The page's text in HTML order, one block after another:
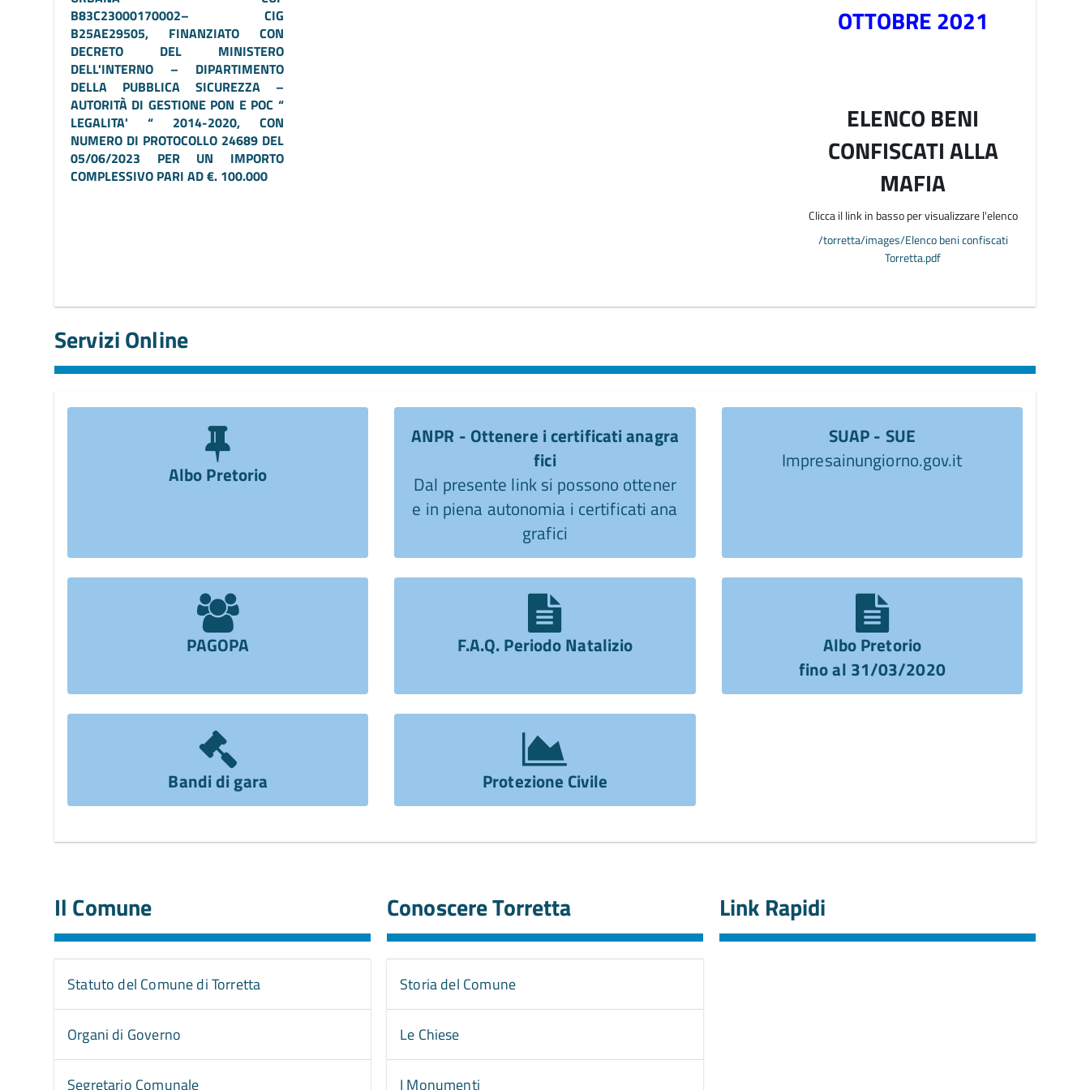
B83C23000170002– CIG
B25AE29505, FINANZIATO CON
DECRETO DEL MINISTERO
DELL'INTERNO – DIPARTIMENTO
DELLA PUBBLICA SICUREZZA –
AUTORITÀ DI GESTIONE PON E POC “
LEGALITA' “ 2014-2020, CON
NUMERO DI PROTOCOLLO 24689 DEL
05/06/2023 PER UN IMPORTO
COMPLESSIVO PARI AD €. 100.000
OTTOBRE 2021
ELENCO BENI
CONFISCATI ALLA
MAFIA
Clicca il link in basso per visualizzare l'elenco
/torretta/images/Elenco beni confiscati
Torretta.pdf
Servizi Online
Albo Pretorio
ANPR - Ottenere i certificati anagra
fici
Dal presente link si possono ottener
e in piena autonomia i certificati ana
grafici
SUAP - SUE
Impresainungiorno.gov.it
PAGOPA F.A.Q. Periodo Natalizio
Albo Pretorio
fino al 31/03/2020
Bandi di gara Protezione Civile
Il Comune
Statuto del Comune di Torretta
Organi di Governo
Segretario Comunale
Conoscere Torretta
Storia del Comune
Le Chiese
I Monumenti
Link Rapidi